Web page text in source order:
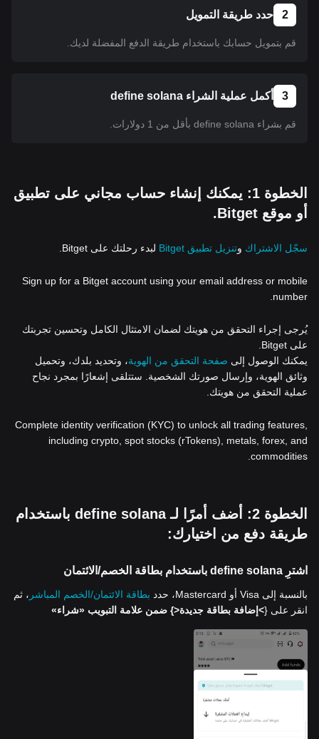
2 حدد طريقة التمويل
قم بتمويل حسابك باستخدام طريقة الدفع المفضلة لديك.
3 أكمل عملية الشراء define solana
قم بشراء define solana بأقل من 1 دولارات.
الخطوة 1: يمكنك إنشاء حساب مجاني على تطبيق
أو موقع Bitget.
سجّل الاشتراك وتنزيل تطبيق Bitget لبدء رحلتك على Bitget.
Sign up for a Bitget account using your email address or mobile
number.
يُرجى إجراء التحقق من هويتك لضمان الامتثال الكامل وتحسين تجربتك
على Bitget.
يمكنك الوصول إلى صفحة التحقق من الهوية، وتحديد بلدك، وتحميل
وثائق الهوية، وإرسال صورتك الشخصية. ستتلقى إشعارًا بمجرد نجاح
عملية التحقق من هويتك.
Complete identity verification (KYC) to unlock all trading features,
including crypto, spot stocks (rTokens), metals, forex, and
commodities.
الخطوة 2: أضف أمرًا لـ define solana باستخدام
طريقة دفع من اختيارك:
اشترِ define solana باستخدام بطاقة الخصم/الائتمان
بالنسبة إلى Visa أو Mastercard، حدد بطاقة الائتمان/الخصم المباشر ، ثم
انقر على {>إضافة بطاقة جديدة<} ضمن علامة التبويب «شراء»